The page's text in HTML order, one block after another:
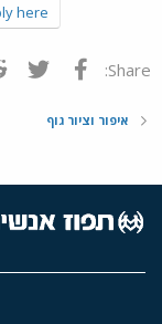
here.
Share: פייסבוק
איפור וציור גוף